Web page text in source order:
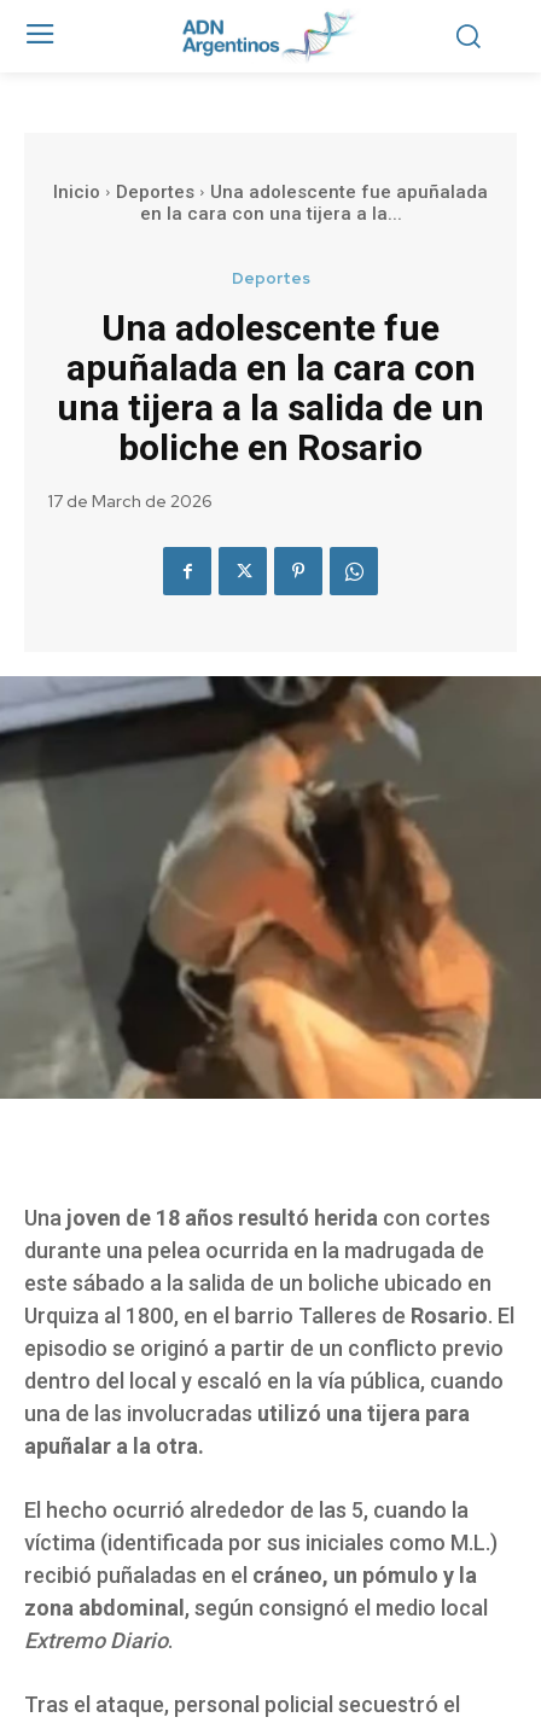
Inicio Deportes
Una adolescente fue apuñalada
en la cara con una tijera a la...
Deportes
Una adolescente fue
apuñalada en la cara con
una tijera a la salida de un
boliche en Rosario
17 de March de 2026
Una joven de 18 años resultó herida con cortes
durante una pelea ocurrida en la madrugada de
este sábado a la salida de un boliche ubicado en
Urquiza al 1800, en el barrio Talleres de Rosario. El
episodio se originó a partir de un conflicto previo
dentro del local y escaló en la vía pública, cuando
una de las involucradas utilizó una tijera para
apuñalar a la otra.
El hecho ocurrió alrededor de las 5, cuando la
víctima (identificada por sus iniciales como M.L.)
recibió puñaladas en el cráneo, un pómulo y la
zona abdominal , según consignó el medio local
Extremo Diario.
Tras el ataque, personal policial secuestró el